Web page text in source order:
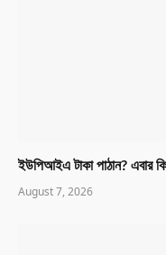
ইউপিআইএ টাকা পাঠান? এবার
August 7, 2026